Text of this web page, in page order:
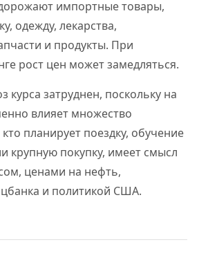
импортные товары,
одежду, лекарства,
и продукты. При
рост цен может замедляться.
курса затруднен, поскольку на
влияет множество
планирует поездку, обучение
крупную покупку, имеет смысл
ценами на нефть,
и политикой США.